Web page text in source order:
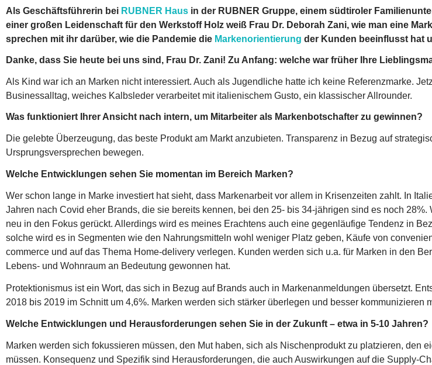
Als Geschäftsführerin bei RUBNER Haus in der RUBNER Gruppe, einem südtiroler
einer großen Leidenschaft für den Werkstoff Holz weiß Frau Dr. Deborah Zani, wie man eine
sprechen mit ihr darüber, wie die Pandemie die Markenorientierung der Kunden beeinflusst hat
Danke, dass Sie heute bei uns sind, Frau Dr. Zani! Zu Anfang: welche war früher Ihre
Als Kind war ich an Marken nicht interessiert. Auch als Jugendliche hatte ich keine Referenzmarke.
Businessalltag, weiches Kalbsleder verarbeitet mit italienischem Gusto, ein klassischer Allrounder.
Was funktioniert Ihrer Ansicht nach intern, um Mitarbeiter als Markenbotschafter zu gewinnen?
Die gelebte Überzeugung, das beste Produkt am Markt anzubieten. Transparenz in Bezug auf
Ursprungsversprechen bewegen.
Welche Entwicklungen sehen Sie momentan im Bereich Marken?
Wer schon lange in Marke investiert hat sieht, dass Markenarbeit vor allem in Krisenzeiten zahlt. In
Jahren nach Covid eher Brands, die sie bereits kennen, bei den 25- bis 34-jährigen sind es noch
neu in den Fokus gerückt. Allerdings wird es meines Erachtens auch eine gegenläufige Tendenz in
solche wird es in Segmenten wie den Nahrungsmitteln wohl weniger Platz geben, Käufe von
commerce und auf das Thema Home-delivery verlegen. Kunden werden sich u.a. für Marken in den
Lebens- und Wohnraum an Bedeutung gewonnen hat.
Protektionismus ist ein Wort, das sich in Bezug auf Brands auch in Markenanmeldungen übersetzt.
2018 bis 2019 im Schnitt um 4,6%. Marken werden sich stärker überlegen und besser kommunizieren
Welche Entwicklungen und Herausforderungen sehen Sie in der Zukunft – etwa in 5-10 Jahren?
Marken werden sich fokussieren müssen, den Mut haben, sich als Nischenprodukt zu platzieren, den
müssen. Konsequenz und Spezifik sind Herausforderungen, die auch Auswirkungen auf die Supply-